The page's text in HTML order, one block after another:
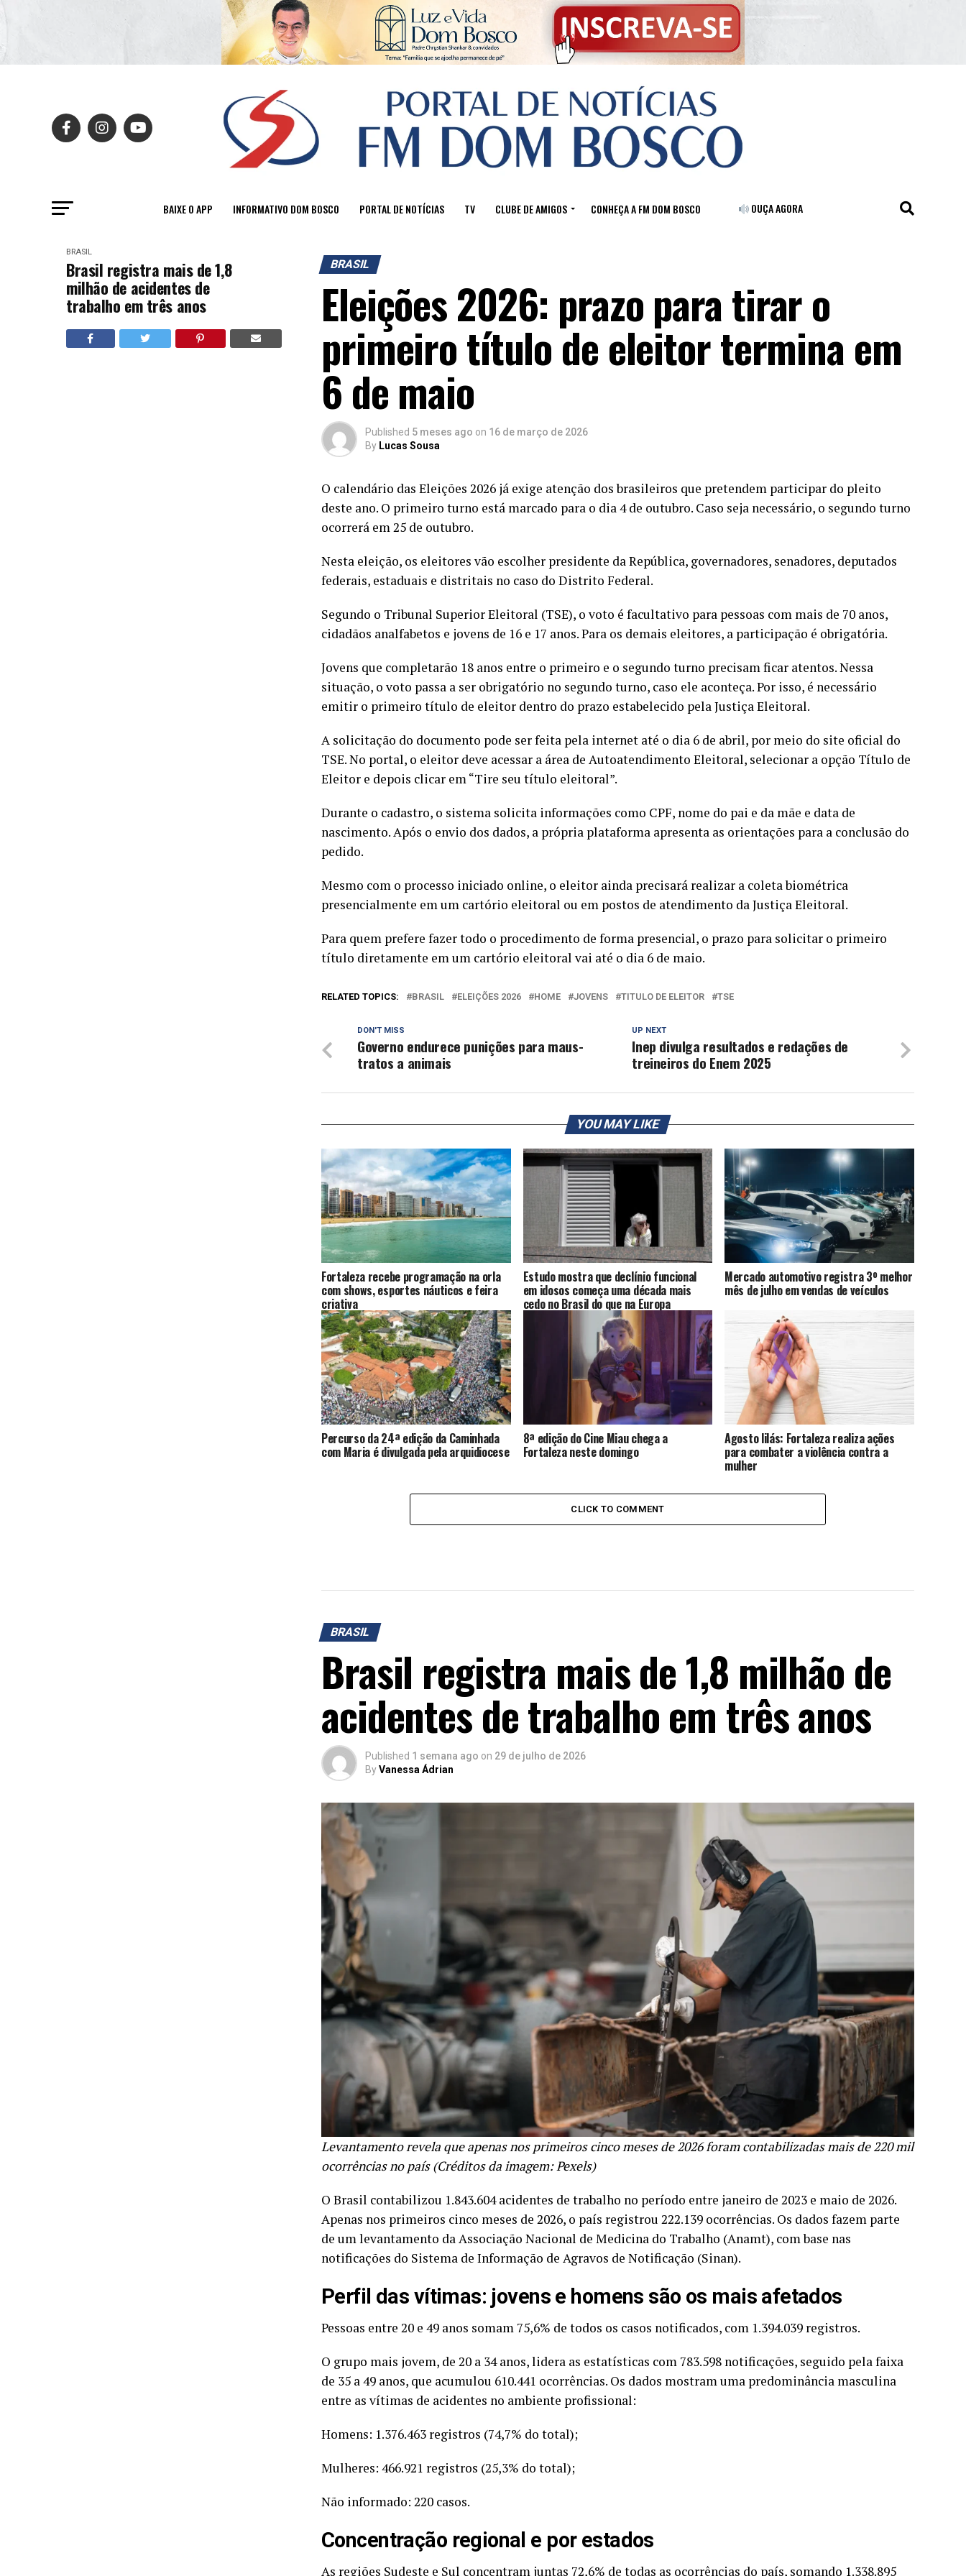
BAIXE O APP INFORMATIVO DOM BOSCO PORTAL DE NOTÍCIAS TV CLUBE DE AMIGOS CONHEÇA A FM DOM BOSCO OUÇA AGORA
BRASIL
Brasil registra mais de 1,8
milhão de acidentes de
trabalho em três anos
BRASIL
Eleições 2026: prazo para tirar o
primeiro título de eleitor termina em
6 de maio
Published 5 meses ago on 16 de março de 2026
By Lucas Sousa
O calendário das Eleições 2026 já exige atenção dos brasileiros que pretendem participar do pleito
deste ano. O primeiro turno está marcado para o dia 4 de outubro. Caso seja necessário, o segundo turno
ocorrerá em 25 de outubro.
Nesta eleição, os eleitores vão escolher presidente da República, governadores, senadores, deputados
federais, estaduais e distritais no caso do Distrito Federal.
Segundo o Tribunal Superior Eleitoral (TSE), o voto é facultativo para pessoas com mais de 70 anos,
cidadãos analfabetos e jovens de 16 e 17 anos. Para os demais eleitores, a participação é obrigatória.
Jovens que completarão 18 anos entre o primeiro e o segundo turno precisam ficar atentos. Nessa
situação, o voto passa a ser obrigatório no segundo turno, caso ele aconteça. Por isso, é necessário
emitir o primeiro título de eleitor dentro do prazo estabelecido pela Justiça Eleitoral.
A solicitação do documento pode ser feita pela internet até o dia 6 de abril, por meio do site oficial do
TSE. No portal, o eleitor deve acessar a área de Autoatendimento Eleitoral, selecionar a opção Título de
Eleitor e depois clicar em “Tire seu título eleitoral”.
Durante o cadastro, o sistema solicita informações como CPF, nome do pai e da mãe e data de
nascimento. Após o envio dos dados, a própria plataforma apresenta as orientações para a conclusão do
pedido.
Mesmo com o processo iniciado online, o eleitor ainda precisará realizar a coleta biométrica
presencialmente em um cartório eleitoral ou em postos de atendimento da Justiça Eleitoral.
Para quem prefere fazer todo o procedimento de forma presencial, o prazo para solicitar o primeiro
título diretamente em um cartório eleitoral vai até o dia 6 de maio.
RELATED TOPICS: BRASIL ELEIÇÕES 2026 HOME JOVENS TITULO DE ELEITOR TSE
UP NEXT
Inep divulga resultados e redações de
treineiros do Enem 2025
DON'T MISS
Governo endurece punições para maus-
tratos a animais
YOU MAY LIKE
Fortaleza recebe programação na orla
com shows, esportes náuticos e feira
criativa
Estudo mostra que declínio funcional
em idosos começa uma década mais
cedo no Brasil do que na Europa
Mercado automotivo registra 3º melhor
mês de julho em vendas de veículos
Percurso da 24ª edição da Caminhada
com Maria é divulgada pela arquidiocese
8ª edição do Cine Miau chega a
Fortaleza neste domingo
Agosto lilás: Fortaleza realiza ações
para combater a violência contra a
mulher
CLICK TO COMMENT
BRASIL
Brasil registra mais de 1,8 milhão de
acidentes de trabalho em três anos
Published 1 semana ago on 29 de julho de 2026
ByVanessa Ádrian
Levantamento revela que apenas nos primeiros cinco meses de 2026 foram contabilizadas mais de 220 mil
ocorrências no país (Créditos da imagem: Pexels)
O Brasil contabilizou 1.843.604 acidentes de trabalho no período entre janeiro de 2023 e maio de 2026.
Apenas nos primeiros cinco meses de 2026, o país registrou 222.139 ocorrências. Os dados fazem parte
de um levantamento da Associação Nacional de Medicina do Trabalho (Anamt), com base nas
notificações do Sistema de Informação de Agravos de Notificação (Sinan).
Perfil das vítimas: jovens e homens são os mais afetados
Pessoas entre 20 e 49 anos somam 75,6% de todos os casos notificados, com 1.394.039 registros.
O grupo mais jovem, de 20 a 34 anos, lidera as estatísticas com 783.598 notificações, seguido pela faixa
de 35 a 49 anos, que acumulou 610.441 ocorrências. Os dados mostram uma predominância masculina
entre as vítimas de acidentes no ambiente profissional:
Homens: 1.376.463 registros (74,7% do total);
Mulheres: 466.921 registros (25,3% do total);
Não informado: 220 casos.
Concentração regional e por estados
As regiões Sudeste e Sul concentram juntas 72,6% de todas as ocorrências do país, somando 1.338.895